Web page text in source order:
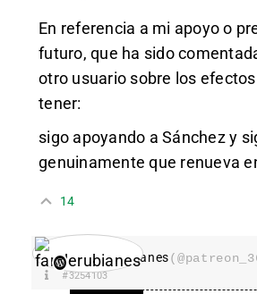
En referencia a mi apoyo o
futuro, que ha sido
otro usuario sobre los
tener:
sigo apoyando a Sánchez y
genuinamente que renueva
14
fanderubianes
#3254103